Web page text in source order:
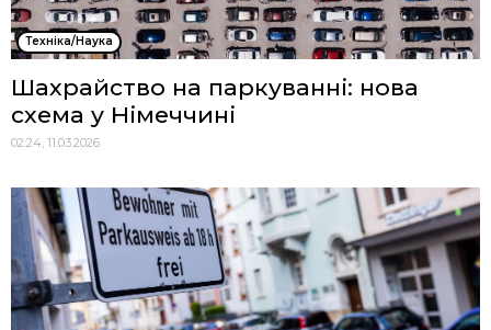
Техніка/Наука
Шахрайство на паркуванні: нова
схема у Німеччині
02:24, 11.03.2026